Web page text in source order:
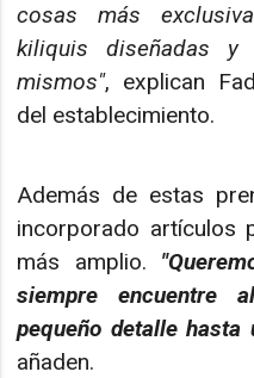
cosas más
kiliquis diseñadas y
mismos", explican
del establecimiento.
Además de estas
incorporado artículos
más amplio.
siempre encuentre
pequeño detalle hasta
añaden.